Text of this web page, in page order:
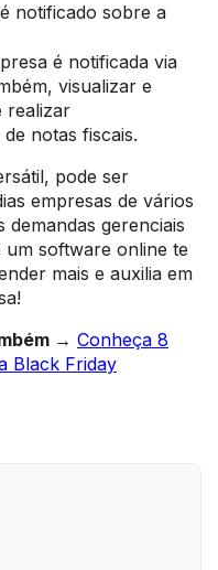
notificado sobre a
é notificada via
visualizar e
realizar
notas fiscais.
pode ser
empresas de vários
demandas gerenciais
software online te
mais e auxilia em
→ Conheça 8
Black Friday